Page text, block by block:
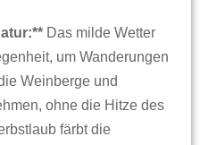
Das milde Wetter
um Wanderungen
Weinberge und
ohne die Hitze des
färbt die